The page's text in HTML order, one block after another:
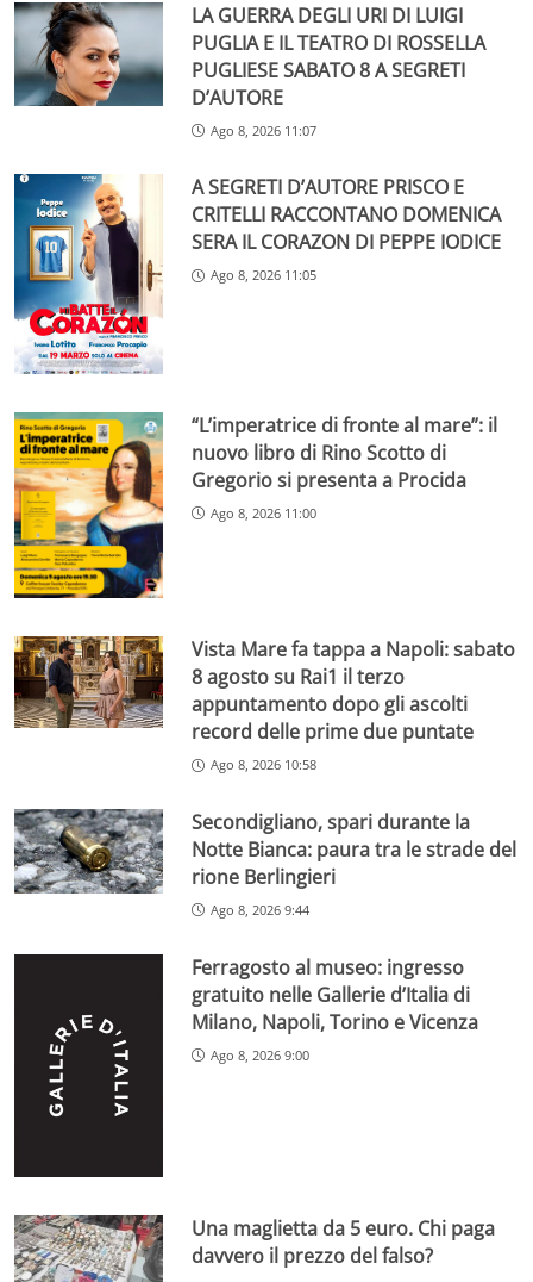
LA GUERRA DEGLI URI DI LUIGI
PUGLIA E IL TEATRO DI ROSSELLA
PUGLIESE SABATO 8 A SEGRETI
D’AUTORE
Ago 8, 2026 11:07
A SEGRETI D’AUTORE PRISCO E
CRITELLI RACCONTANO DOMENICA
SERA IL CORAZON DI PEPPE IODICE
Ago 8, 2026 11:05
“L’imperatrice di fronte al mare”: il
nuovo libro di Rino Scotto di
Gregorio si presenta a Procida
Ago 8, 2026 11:00
Vista Mare fa tappa a Napoli: sabato
8 agosto su Rai1 il terzo
appuntamento dopo gli ascolti
record delle prime due puntate
Ago 8, 2026 10:58
Secondigliano, spari durante la
Notte Bianca: paura tra le strade del
rione Berlingieri
Ago 8, 2026 9:44
Ferragosto al museo: ingresso
gratuito nelle Gallerie d’Italia di
Milano, Napoli, Torino e Vicenza
Ago 8, 2026 9:00
Una maglietta da 5 euro. Chi paga
davvero il prezzo del falso?